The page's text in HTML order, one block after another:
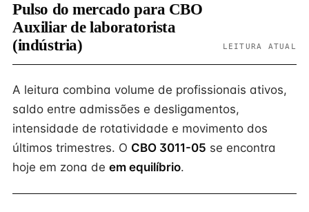
Pulso do mercado para CBO
Auxiliar de laboratorista
(indústria)
LEITURA ATUAL
A leitura combina volume de profissionais ativos,
saldo entre admissões e desligamentos,
intensidade de rotatividade e movimento dos
últimos trimestres. O CBO 3011-05 se encontra
hoje em zona de em equilíbrio.